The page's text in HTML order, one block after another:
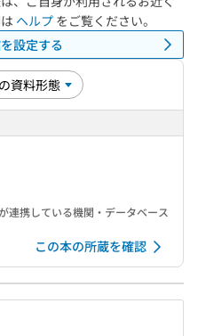
ヘルプ をご覧ください。
設定する
連携している機関・データベース
この本の所蔵を確認